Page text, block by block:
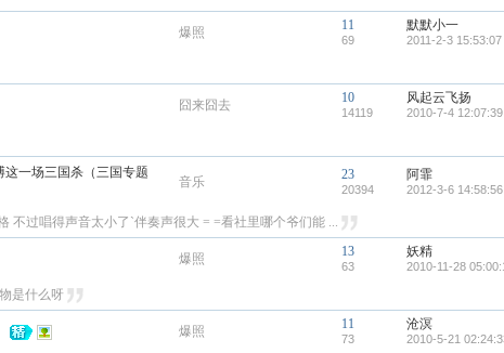
爆照 11
69
默默小一
2011-2-3 15:53:07
囧来囧去 10
14119
风起云飞扬
2010-7-4 12:07:39
一场三国杀（三国专题
音乐 23
20394
阿霏
2012-3-6 14:58:56
不过唱得声音太小了`伴奏声很大 = =看社里哪个爷们能 ...
爆照 13
63
妖精
2010-11-28
是什么呀
爆照 11
73
沧溟
2010-5-21